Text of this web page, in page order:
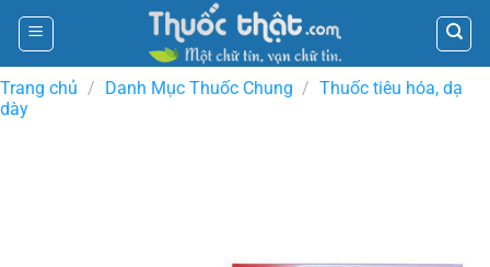
Skip
content
Trang chủ / Danh Mục Thuốc Chung / Thuốc tiêu hóa, dạ
dày